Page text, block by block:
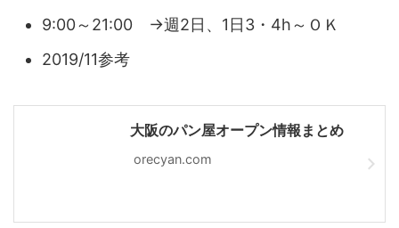
9:00～21:00 →週2日、1日3・4h～ＯＫ
2019/11参考
大阪のパン屋オープン情報まとめ
orecyan.com